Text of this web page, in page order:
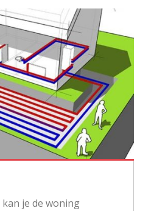
kan je de woning